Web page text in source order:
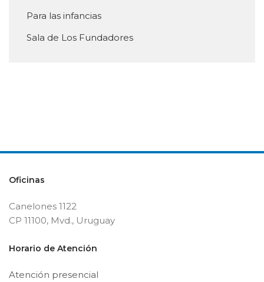
Para las infancias
Sala de Los Fundadores
Oficinas
Canelones 1122
CP 11100, Mvd., Uruguay
Horario de Atención
Atención presencial